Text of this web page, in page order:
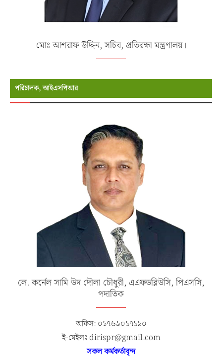
মোঃ আশরাফ উদ্দিন, সচিব, প্রতিরক্ষা মন্ত্রণালয়।
পরিচালক, আইএসপিআর
লে. কর্নেল সামি উদ দৌলা চৌধুরী, এএফডব্লিউসি, পিএসসি,
পদাতিক
অফিস: ০১৭৬৯০১৭১৯০
ই-মেইলঃ dirispr@gmail.com
সকল কর্মকর্তাবৃন্দ